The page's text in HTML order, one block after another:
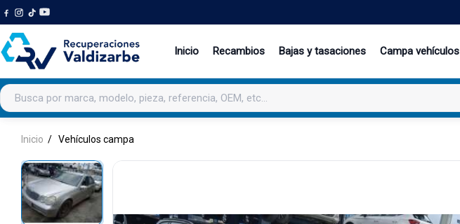
Inicio Recambios Bajas y tasaciones Campa vehículos
Buscar productos
Inicio Vehículos campa